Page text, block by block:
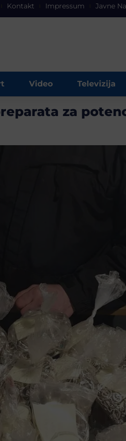
Kontakt Impressum Javne
Video Televizija
za